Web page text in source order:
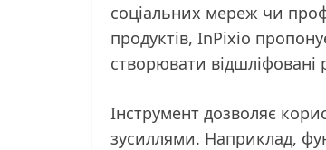
соціальних мереж чи
продуктів, InPixio
створювати відшліфовані
Інструмент дозволяє
зусиллями. Наприклад,